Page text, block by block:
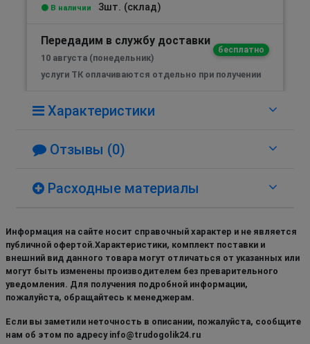
В наличии 3шт. (склад)
Передадим в службу доставки
бесплатно
10 августа (понедельник)
услуги ТК оплачиваются отдельно при получении
Характеристики
Отзывы (0)
Расходные материалы
Информация на сайте носит справочный характер и не является
публичной офертой.Характеристики, комплект поставки и
внешний вид данного товара могут отличаться от указанных или
могут быть изменены производителем без преварительного
уведомления. Для получения подробной информации,
пожалуйста, обращайтесь к менеджерам.
Если вы заметили неточность в описании, пожалуйста, сообщите
нам об этом по адресу info@trudogolik24.ru